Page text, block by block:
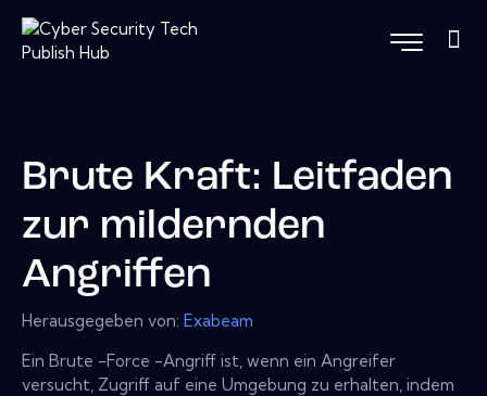
Brute Kraft: Leitfaden
zur mildernden
Angriffen
Herausgegeben von: Exabeam
Ein Brute -Force -Angriff ist, wenn ein Angreifer
versucht, Zugriff auf eine Umgebung zu erhalten, indem